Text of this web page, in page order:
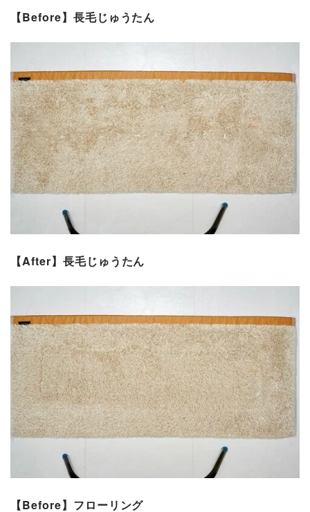
【Before】長毛じゅうたん
【After】長毛じゅうたん
【Before】フローリング